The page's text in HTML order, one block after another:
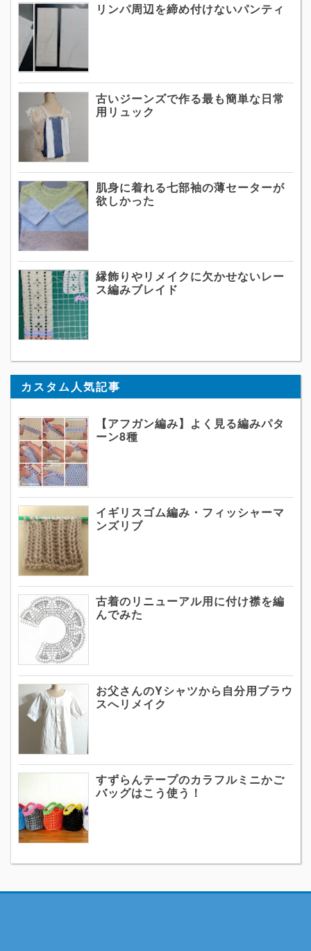
リンパ周辺を締め付けないパンティ
古いジーンズで作る最も簡単な日常
用リュック
肌身に着れる七部袖の薄セーターが
欲しかった
縁飾りやリメイクに欠かせないレー
ス編みブレイド
カスタム人気記事
【アフガン編み】よく見る編みパタ
ーン8種
イギリスゴム編み・フィッシャーマ
ンズリブ
古着のリニューアル用に付け襟を編
んでみた
お父さんのYシャツから自分用ブラウ
スへリメイク
すずらんテープのカラフルミニかご
バッグはこう使う！